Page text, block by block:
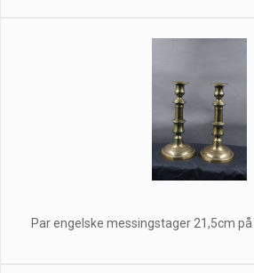
Par engelske messingstager 21,5cm